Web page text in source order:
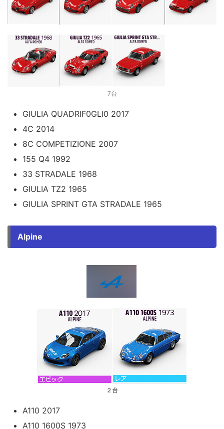
7台
GIULIA QUADRIF0GLI0 2017
4C 2014
8C COMPETIZIONE 2007
155 Q4 1992
33 STRADALE 1968
GIULIA TZ2 1965
GIULIA SPRINT GTA STRADALE 1965
Alpine
２台
A110 2017
A110 1600S 1973